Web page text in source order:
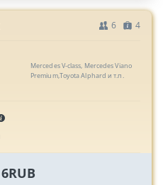
6 4
Mercedes V-class, Mercedes Viano
Premium,Toyota Alphard и т.п.